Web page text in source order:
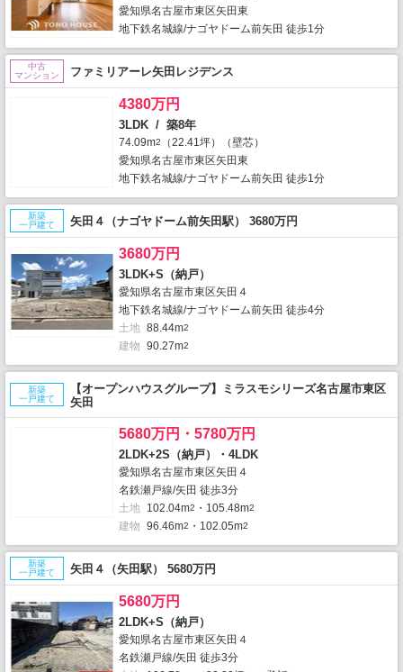
愛知県名古屋市東区矢田東
地下鉄名城線/ナゴヤドーム前矢田 徒歩1分
中古
マンション
ファミリアーレ矢田レジデンス
4380万円
3LDK / 築8年
74.09m2
（22.41坪）（壁芯）
愛知県名古屋市東区矢田東
地下鉄名城線/ナゴヤドーム前矢田 徒歩1分
新築
一戸建て
矢田４（ナゴヤドーム前矢田駅） 3680万円
3680万円
3LDK+S（納戸）
愛知県名古屋市東区矢田４
地下鉄名城線/ナゴヤドーム前矢田 徒歩4分
土地 88.44m2
建物 90.27m2
新築
一戸建て
【オープンハウスグループ】ミラスモシリーズ名古屋市東区
矢田
5680万円・5780万円
2LDK+2S（納戸）・4LDK
愛知県名古屋市東区矢田４
名鉄瀬戸線/矢田 徒歩3分
土地 102.04m2 ・105.48m2
建物 96.46m2 ・102.05m2
新築
一戸建て
矢田４（矢田駅） 5680万円
5680万円
2LDK+S（納戸）
愛知県名古屋市東区矢田４
名鉄瀬戸線/矢田 徒歩3分